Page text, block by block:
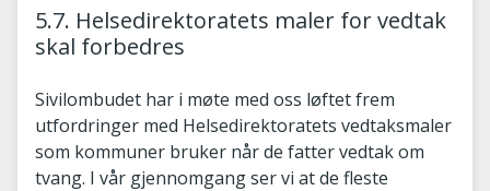
5.7. Helsedirektoratets maler for vedtak
skal forbedres
Sivilombudet har i møte med oss løftet frem
utfordringer med Helsedirektoratets vedtaksmaler
som kommuner bruker når de fatter vedtak om
tvang. I vår gjennomgang ser vi at de fleste